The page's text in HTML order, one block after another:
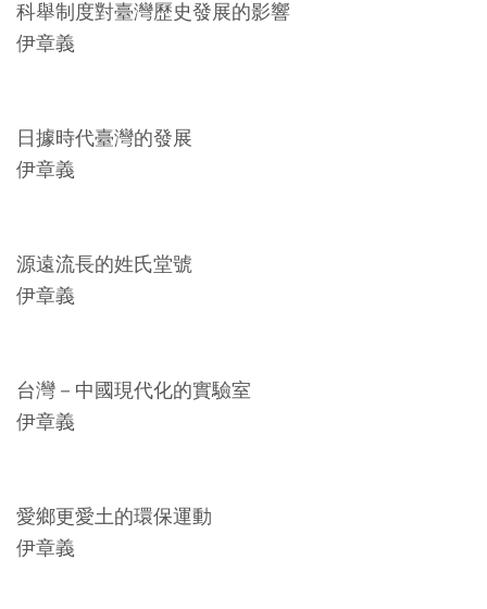
政
開
資
隱
私
資
訊
宣
告
科舉制度對臺灣歷史發展的影響
伊章義
日據時代臺灣的發展
伊章義
源遠流長的姓氏堂號
伊章義
台灣－中國現代化的實驗室
伊章義
愛鄉更愛土的環保運動
伊章義